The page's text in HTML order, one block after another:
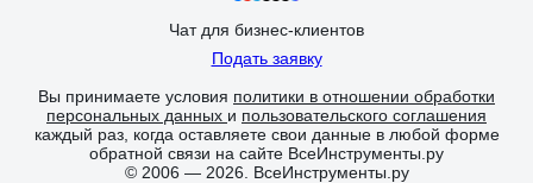
Чат для бизнес-клиентов
Подать заявку
Вы принимаете условия политики в отношении обработки
персональных данных и пользовательского соглашения
каждый раз, когда оставляете свои данные в любой форме
обратной связи на сайте ВсеИнструменты.ру
© 2006 — 2026. ВсеИнструменты.ру